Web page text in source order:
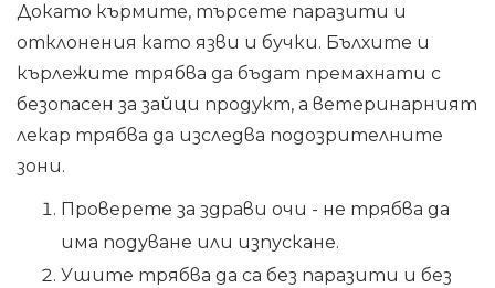
Докато кърмите, търсете паразити и
отклонения като язви и бучки. Бълхите и
кърлежите трябва да бъдат премахнати с
безопасен за зайци продукт, а ветеринарният
лекар трябва да изследва подозрителните
зони.
Проверете за здрави очи - не трябва да
има подуване или изпускане.
Ушите трябва да са без паразити и без